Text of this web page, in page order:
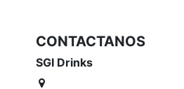
CONTACTANOS
SGI Drinks